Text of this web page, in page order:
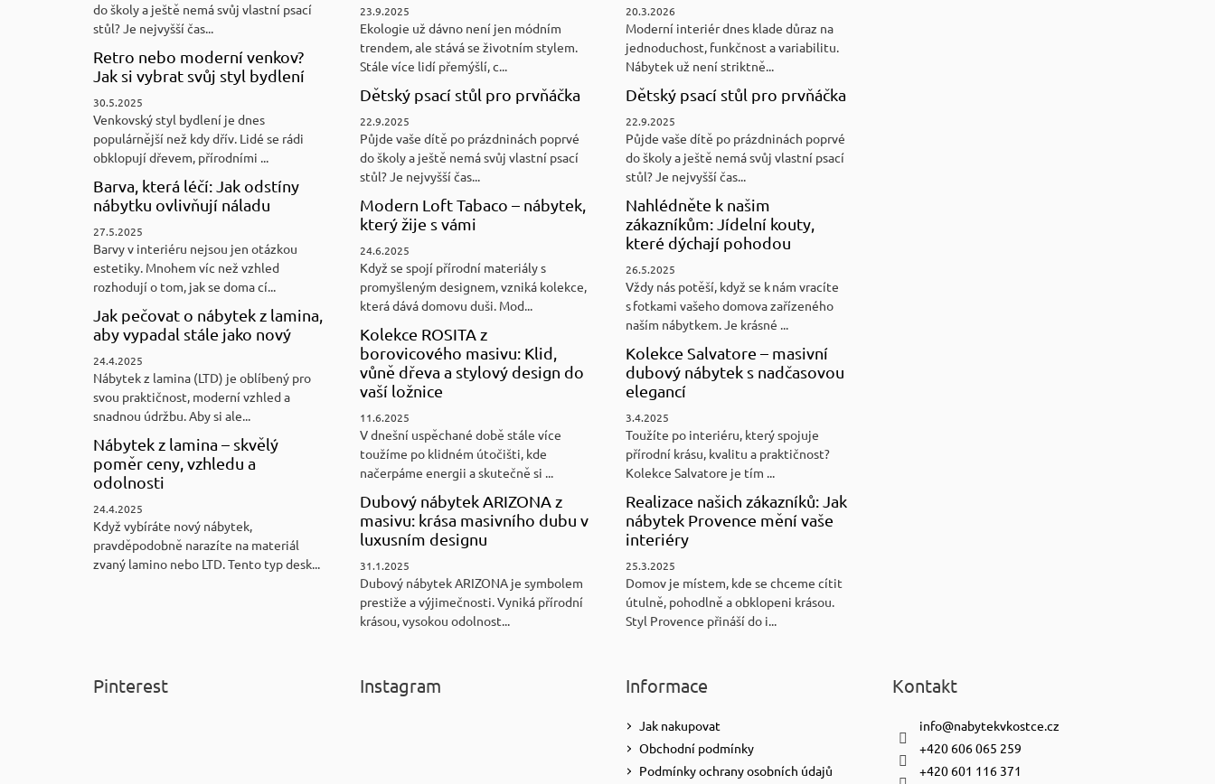
do školy a ještě nemá svůj vlastní psací
stůl? Je nejvyšší čas...
Retro nebo moderní venkov?
Jak si vybrat svůj styl bydlení
30.5.2025
Venkovský styl bydlení je dnes
populárnější než kdy dřív. Lidé se rádi
obklopují dřevem, přírodními ...
Barva, která léčí: Jak odstíny
nábytku ovlivňují náladu
27.5.2025
Barvy v interiéru nejsou jen otázkou
estetiky. Mnohem víc než vzhled
rozhodují o tom, jak se doma cí...
Jak pečovat o nábytek z lamina,
aby vypadal stále jako nový
24.4.2025
Nábytek z lamina (LTD) je oblíbený pro
svou praktičnost, moderní vzhled a
snadnou údržbu. Aby si ale...
Nábytek z lamina – skvělý
poměr ceny, vzhledu a
odolnosti
24.4.2025
Když vybíráte nový nábytek,
pravděpodobně narazíte na materiál
zvaný lamino nebo LTD. Tento typ desk...
23.9.2025
Ekologie už dávno není jen módním
trendem, ale stává se životním stylem.
Stále více lidí přemýšlí, c...
Dětský psací stůl pro prvňáčka
22.9.2025
Půjde vaše dítě po prázdninách poprvé
do školy a ještě nemá svůj vlastní psací
stůl? Je nejvyšší čas...
Modern Loft Tabaco – nábytek,
který žije s vámi
24.6.2025
Když se spojí přírodní materiály s
promyšleným designem, vzniká kolekce,
která dává domovu duši. Mod...
Kolekce ROSITA z
borovicového masivu: Klid,
vůně dřeva a stylový design do
vaší ložnice
11.6.2025
V dnešní uspěchané době stále více
toužíme po klidném útočišti, kde
načerpáme energii a skutečně si ...
Dubový nábytek ARIZONA z
masivu: krása masivního dubu v
luxusním designu
31.1.2025
Dubový nábytek ARIZONA je symbolem
prestiže a výjimečnosti. Vyniká přírodní
krásou, vysokou odolnost...
20.3.2026
Moderní interiér dnes klade důraz na
jednoduchost, funkčnost a variabilitu.
Nábytek už není striktně...
Dětský psací stůl pro prvňáčka
22.9.2025
Půjde vaše dítě po prázdninách poprvé
do školy a ještě nemá svůj vlastní psací
stůl? Je nejvyšší čas...
Nahlédněte k našim
zákazníkům: Jídelní kouty,
které dýchají pohodou
26.5.2025
Vždy nás potěší, když se k nám vracíte
s fotkami vašeho domova zařízeného
naším nábytkem. Je krásné ...
Kolekce Salvatore – masivní
dubový nábytek s nadčasovou
elegancí
3.4.2025
Toužíte po interiéru, který spojuje
přírodní krásu, kvalitu a praktičnost?
Kolekce Salvatore je tím ...
Realizace našich zákazníků: Jak
nábytek Provence mění vaše
interiéry
25.3.2025
Domov je místem, kde se chceme cítit
útulně, pohodlně a obklopeni krásou.
Styl Provence přináší do i...
Pinterest Instagram Informace
Jak nakupovat
Obchodní podmínky
Podmínky ochrany osobních údajů
Kontakt
info@nabytekvkostce.cz
+420 606 065 259
+420 601 116 371